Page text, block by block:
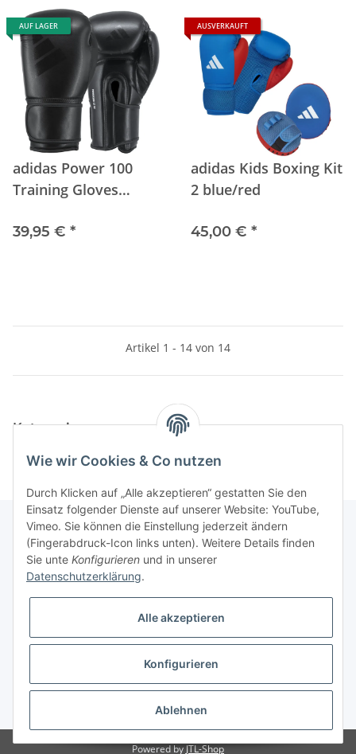
AUF LAGER
adidas Power 100
Training Gloves
39,95 € *
AUSVERKAUFT
adidas Kids Boxing Kit
2 blue/red
45,00 € *
Artikel 1 - 14 von 14
Kategorien
Unterstützung und Beratung unter:
+49 (0)2933 - 983 870-0
Gesetzliche Informationen
Powered byJTL-Shop
Wie wir Cookies & Co nutzen
Durch Klicken auf „Alle akzeptieren“ gestatten Sie den
Einsatz folgender Dienste auf unserer Website: YouTube,
Vimeo. Sie können die Einstellung jederzeit ändern
(Fingerabdruck-Icon links unten). Weitere Details finden
Sie unte Konfigurieren und in unserer
Datenschutzerklärung.
Alle akzeptieren
Konfigurieren
Ablehnen